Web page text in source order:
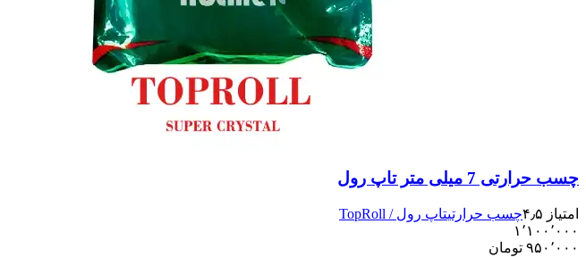
چسب حرارتی 7 میلی متر تاپ رول
امتیاز ۴٫۵ چسب حرارتیتاپ رول / TopRoll
۱٬۱۰۰٬۰۰۰
۹۵۰٬۰۰۰ تومان